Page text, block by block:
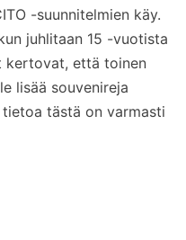
-suunnitelmien käy.
juhlitaan 15 -vuotista
kertovat, että toinen
lisää souvenireja
tästä on varmasti